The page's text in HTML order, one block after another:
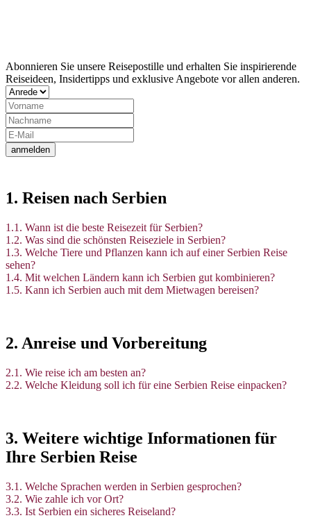
Abonnieren Sie unsere Reisepostille und erhalten Sie inspirierende
Reiseideen, Insidertipps und exklusive Angebote vor allen anderen.
anmelden
1. Reisen nach Serbien
1.1. Wann ist die beste Reisezeit für Serbien?
1.2. Was sind die schönsten Reiseziele in Serbien?
1.3. Welche Tiere und Pflanzen kann ich auf einer Serbien Reise
sehen?
1.4. Mit welchen Ländern kann ich Serbien gut kombinieren?
1.5. Kann ich Serbien auch mit dem Mietwagen bereisen?
2. Anreise und Vorbereitung
2.1. Wie reise ich am besten an?
2.2. Welche Kleidung soll ich für eine Serbien Reise einpacken?
3. Weitere wichtige Informationen für
Ihre Serbien Reise
3.1. Welche Sprachen werden in Serbien gesprochen?
3.2. Wie zahle ich vor Ort?
3.3. Ist Serbien ein sicheres Reiseland?